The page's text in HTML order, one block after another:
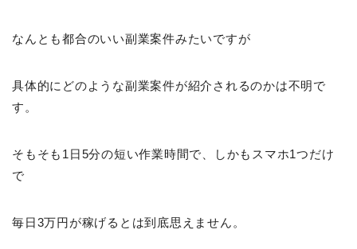
なんとも都合のいい副業案件みたいですが
具体的にどのような副業案件が紹介されるのかは不明で
す。
そもそも1日5分の短い作業時間で、しかもスマホ1つだけ
で
毎日3万円が稼げるとは到底思えません。